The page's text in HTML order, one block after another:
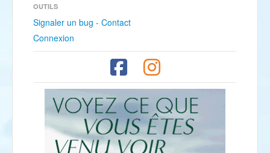
OUTILS
Signaler un bug - Contact
Connexion